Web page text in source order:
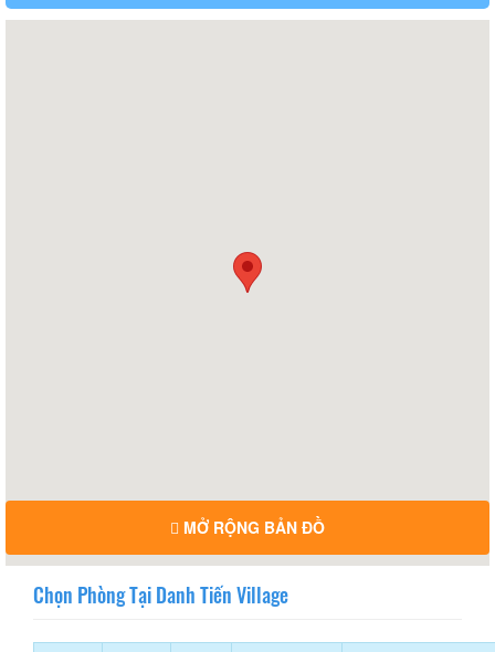
MỞ RỘNG BẢN ĐỒ
Chọn Phòng Tại Danh Tiến Village